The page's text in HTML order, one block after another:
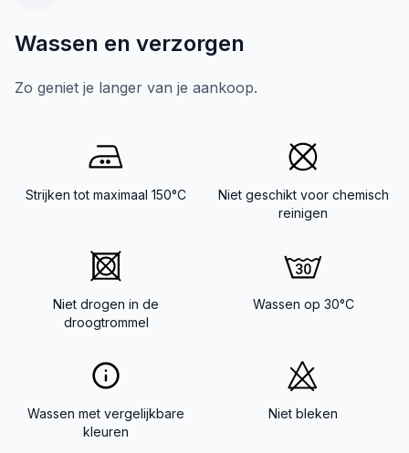
Wassen en verzorgen
Zo geniet je langer van je aankoop.
Strijken tot maximaal 150°C
Niet geschikt voor chemisch
reinigen
Niet drogen in de
droogtrommel
Wassen op 30°C
Wassen met vergelijkbare
kleuren
Niet bleken